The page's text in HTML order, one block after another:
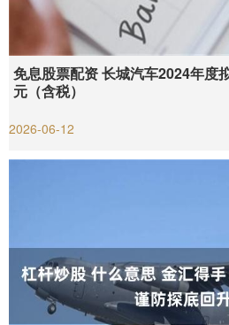
免息股票配资 长城汽车2024年度
元（含税）
2026-06-12